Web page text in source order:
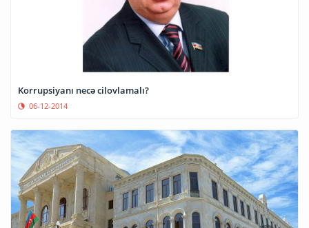
Korrupsiyanı necə cilovlamalı?
06-12-2014